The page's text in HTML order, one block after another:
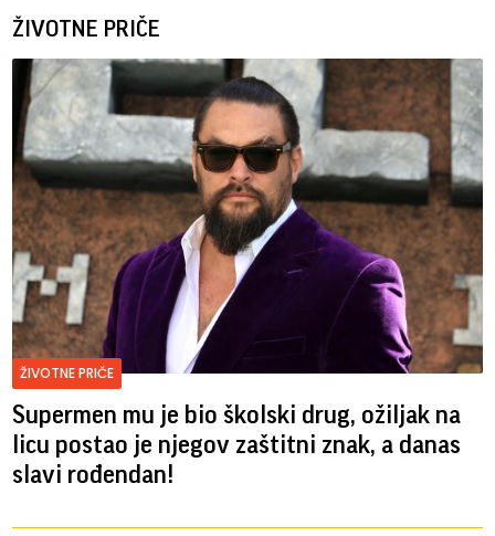
ŽIVOTNE PRIČE
ŽIVOTNE PRIČE
Supermen mu je bio školski drug, ožiljak na
licu postao je njegov zaštitni znak, a danas
slavi rođendan!